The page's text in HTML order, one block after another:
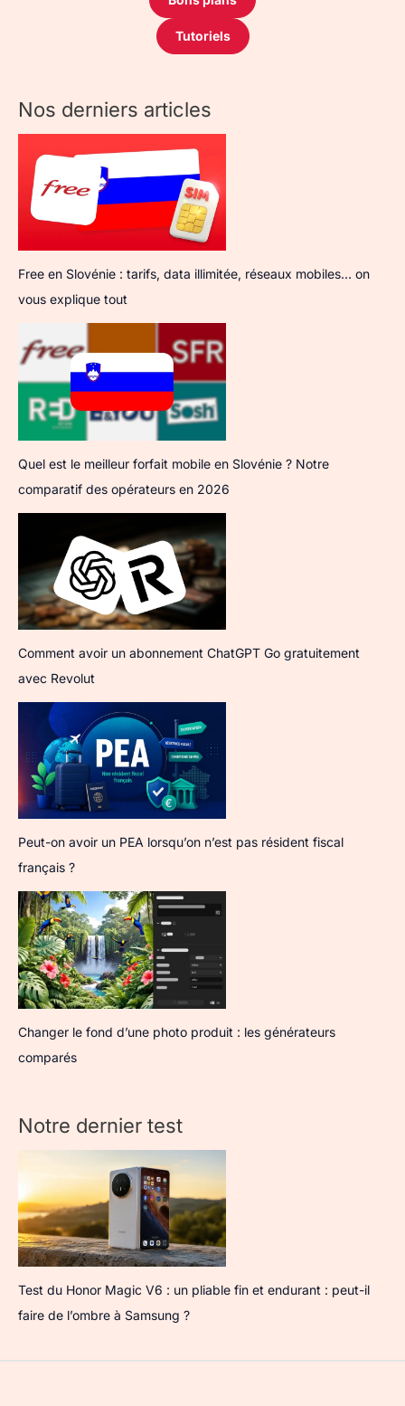
Tutoriels
Nos derniers articles
Free en Slovénie : tarifs, data illimitée, réseaux mobiles… on
vous explique tout
Quel est le meilleur forfait mobile en Slovénie ? Notre
comparatif des opérateurs en 2026
Comment avoir un abonnement ChatGPT Go gratuitement
avec Revolut
Peut-on avoir un PEA lorsqu’on n’est pas résident fiscal
français ?
Changer le fond d’une photo produit : les générateurs
comparés
Notre dernier test
Test du Honor Magic V6 : un pliable fin et endurant : peut-il
faire de l’ombre à Samsung ?